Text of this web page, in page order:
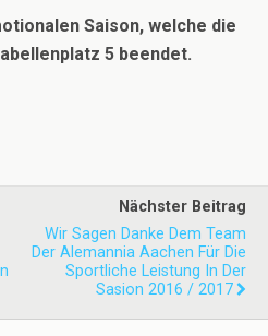
Saison, welche die
5 beendet.
Nächster Beitrag
Wir Sagen Danke Dem Team
Der Alemannia Aachen Für Die
Sportliche Leistung In Der
Sasion 2016 / 2017